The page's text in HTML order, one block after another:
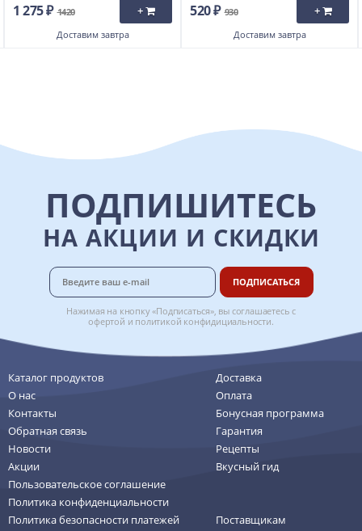
1 275 ₽ 1420 +
Доставим завтра
520 ₽ 930 +
Доставим завтра
ПОДПИШИТЕСЬ
НА АКЦИИ И СКИДКИ
ПОДПИСАТЬСЯ
Нажимая на кнопку «Подписаться», вы соглашаетесь с
офертой и политикой конфидициальности.
Каталог продуктов
О нас
Контакты
Обратная связь
Новости
Акции
Пользовательское соглашение
Политика конфиденциальности
Политика безопасности платежей
Доставка
Оплата
Бонусная программа
Гарантия
Рецепты
Вкусный гид
Поставщикам